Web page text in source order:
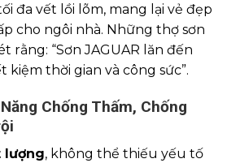
đa vết lồi lõm, mang lại vẻ đẹp
cho ngôi nhà. Những thợ sơn
rằng: “Sơn JAGUAR lăn đến
kiệm thời gian và công sức”.
Chống Thấm, Chống
lượng, không thể thiếu yếu tố